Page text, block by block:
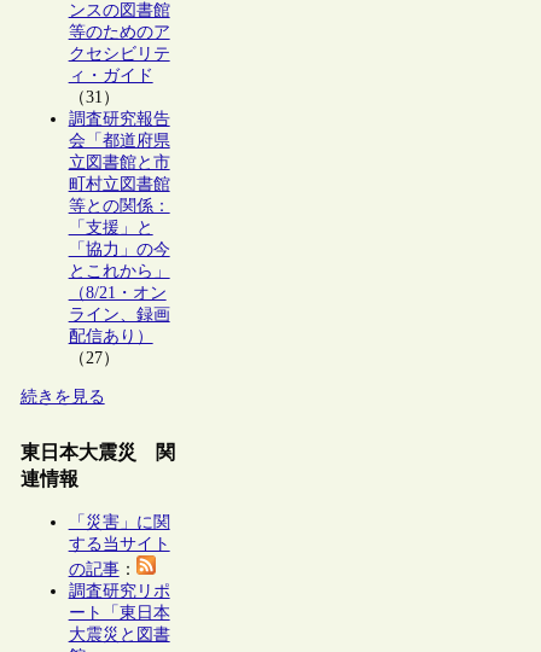
ンスの図書館
等のためのア
クセシビリテ
ィ・ガイド
（31）
調査研究報告
会「都道府県
立図書館と市
町村立図書館
等との関係：
「支援」と
「協力」の今
とこれから」
（8/21・オン
ライン、録画
配信あり）
（27）
続きを見る
東日本大震災 関
連情報
「災害」に関
する当サイト
の記事：
調査研究リポ
ート「東日本
大震災と図書